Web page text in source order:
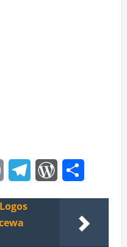
Print TelegramWordPress